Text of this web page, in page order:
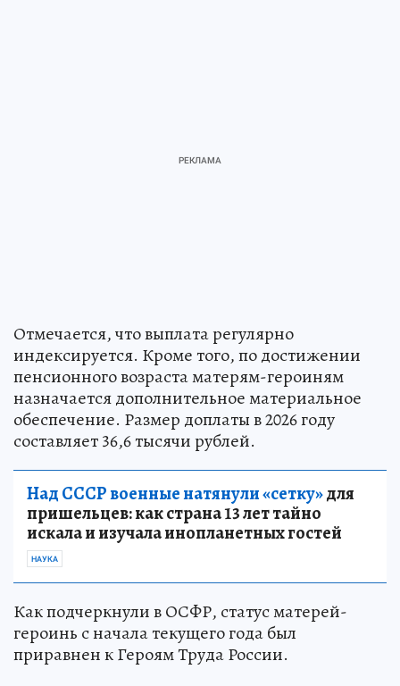
Отмечается, что выплата регулярно
индексируется. Кроме того, по достижении
пенсионного возраста матерям-героиням
назначается дополнительное материальное
обеспечение. Размер доплаты в 2026 году
составляет 36,6 тысячи рублей.
Над СССР военные натянули «сетку»для
пришельцев: как страна 13 лет тайно
искала и изучала инопланетных гостей
НАУКА
Как подчеркнули в ОСФР, статус матерей-
героинь с начала текущего года был
приравнен к Героям Труда России.